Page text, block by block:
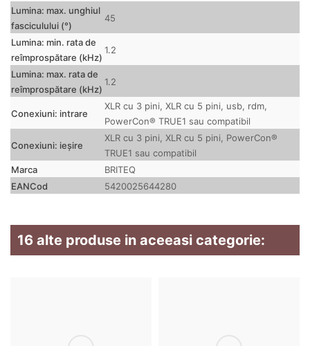
Lumina: max. unghiul
fasciculului (°)
45
Lumina: min. rata de
reîmprospătare (kHz)
1.2
Lumina: max. rata de
reîmprospătare (kHz)
1.2
Conexiuni: intrare
XLR cu 3 pini, XLR cu 5 pini, usb, rdm,
PowerCon® TRUE1 sau compatibil
Conexiuni: ieșire
XLR cu 3 pini, XLR cu 5 pini, PowerCon®
TRUE1 sau compatibil
Marca
BRITEQ
EANCod
5420025644280
16 alte produse in aceeasi categorie: